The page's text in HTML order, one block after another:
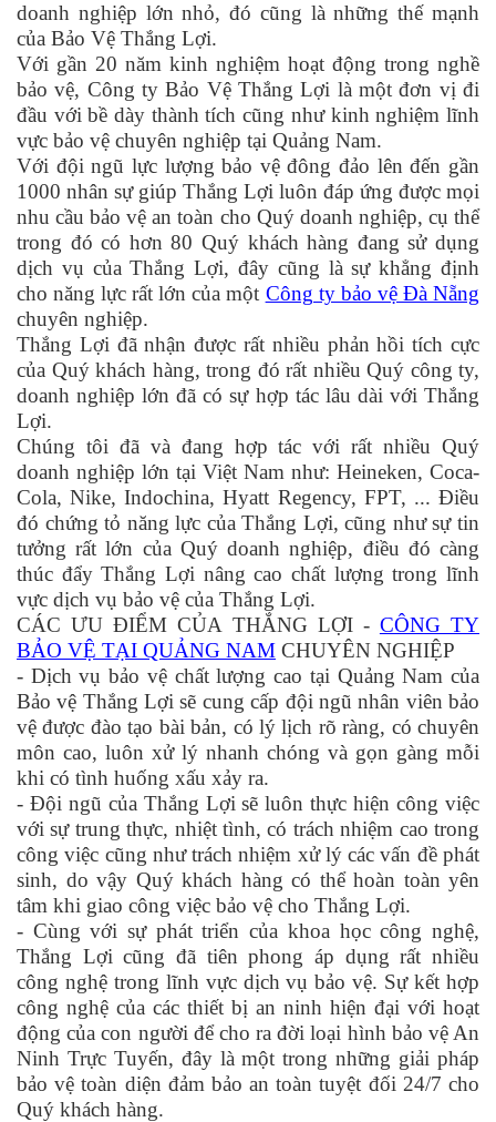
doanh nghiệp lớn nhỏ, đó cũng là những thế mạnh
của Bảo Vệ Thắng Lợi.
Với gần 20 năm kinh nghiệm hoạt động trong nghề
bảo vệ, Công ty Bảo Vệ Thắng Lợi là một đơn vị đi
đầu với bề dày thành tích cũng như kinh nghiệm lĩnh
vực bảo vệ chuyên nghiệp tại Quảng Nam.
Với đội ngũ lực lượng bảo vệ đông đảo lên đến gần
1000 nhân sự giúp Thắng Lợi luôn đáp ứng được mọi
nhu cầu bảo vệ an toàn cho Quý doanh nghiệp, cụ thể
trong đó có hơn 80 Quý khách hàng đang sử dụng
dịch vụ của Thắng Lợi, đây cũng là sự khẳng định
cho năng lực rất lớn của một Công ty bảo vệ Đà Nẵng
chuyên nghiệp.
Thắng Lợi đã nhận được rất nhiều phản hồi tích cực
của Quý khách hàng, trong đó rất nhiều Quý công ty,
doanh nghiệp lớn đã có sự hợp tác lâu dài với Thắng
Lợi.
Chúng tôi đã và đang hợp tác với rất nhiều Quý
doanh nghiệp lớn tại Việt Nam như: Heineken, Coca-
Cola, Nike, Indochina, Hyatt Regency, FPT, ... Điều
đó chứng tỏ năng lực của Thắng Lợi, cũng như sự tin
tưởng rất lớn của Quý doanh nghiệp, điều đó càng
thúc đẩy Thắng Lợi nâng cao chất lượng trong lĩnh
vực dịch vụ bảo vệ của Thắng Lợi.
CÁC ƯU ĐIỂM CỦA THẮNG LỢI - CÔNG TY
BẢO VỆ TẠI QUẢNG NAM CHUYÊN NGHIỆP
- Dịch vụ bảo vệ chất lượng cao tại Quảng Nam của
Bảo vệ Thắng Lợi sẽ cung cấp đội ngũ nhân viên bảo
vệ được đào tạo bài bản, có lý lịch rõ ràng, có chuyên
môn cao, luôn xử lý nhanh chóng và gọn gàng mỗi
khi có tình huống xấu xảy ra.
- Đội ngũ của Thắng Lợi sẽ luôn thực hiện công việc
với sự trung thực, nhiệt tình, có trách nhiệm cao trong
công việc cũng như trách nhiệm xử lý các vấn đề phát
sinh, do vậy Quý khách hàng có thể hoàn toàn yên
tâm khi giao công việc bảo vệ cho Thắng Lợi.
- Cùng với sự phát triển của khoa học công nghệ,
Thắng Lợi cũng đã tiên phong áp dụng rất nhiều
công nghệ trong lĩnh vực dịch vụ bảo vệ. Sự kết hợp
công nghệ của các thiết bị an ninh hiện đại với hoạt
động của con người để cho ra đời loại hình bảo vệ An
Ninh Trực Tuyến, đây là một trong những giải pháp
bảo vệ toàn diện đảm bảo an toàn tuyệt đối 24/7 cho
Quý khách hàng.